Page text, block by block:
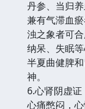
丹参、当归养
兼有气滞血
浊之象者可
纳呆、失眠
半夏曲健脾
神。
6.心肾阴虚证
心痛憋闷，